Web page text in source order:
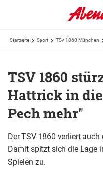
Startseite Sport TSV 1860 München
TSV 1860
Hattrick in
Pech mehr"
Der TSV 1860 verliert
Damit spitzt sich die Lage
Spielen zu.